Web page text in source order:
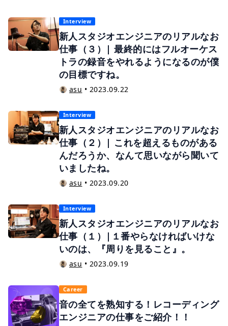
Interview
新人スタジオエンジニアのリアルなお
仕事（３）| 最終的にはフルオーケス
トラの録音をやれるようになるのが僕
の目標ですね。
asu • 2023.09.22
Interview
新人スタジオエンジニアのリアルなお
仕事（２）| これを超えるものがある
んだろうか、なんて思いながら聞いて
いましたね。
asu • 2023.09.20
Interview
新人スタジオエンジニアのリアルなお
仕事（１）|１番やらなければいけな
いのは、『周りを見ること』。
asu • 2023.09.19
Career
音の全てを熟知する！レコーディング
エンジニアの仕事をご紹介！！